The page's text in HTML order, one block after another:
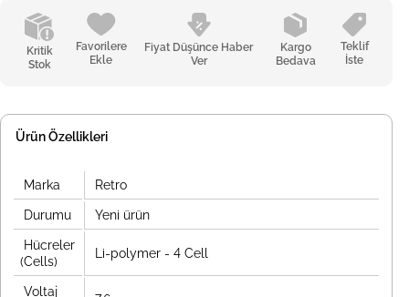
Kritik
Stok
Favorilere
Ekle
Fiyat Düşünce Haber
Ver
Kargo
Bedava
Teklif
İste
Ürün Özellikleri
Marka Retro
Durumu Yeni ürün
Hücreler
(Cells)
Li-polymer - 4 Cell
Voltaj